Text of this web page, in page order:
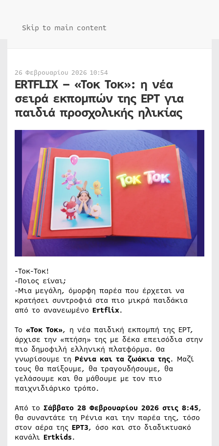
Skip to main content
26 Φεβρουαρίου 2026 10:54
ERTFLIX – «Toκ Τοκ»: η νέα
σειρά εκπομπών της ΕΡΤ για
παιδιά προσχολικής ηλικίας
-Τοκ-Τοκ!
-Ποιος είναι;
-Μια μεγάλη, όμορφη παρέα που έρχεται να
κρατήσει συντροφιά στα πιο μικρά παιδάκια
από το ανανεωμένο Ertflix.
Το «Τοκ Τοκ», η νέα παιδική εκπομπή της ΕΡΤ,
άρχισε την «πτήση» της με δέκα επεισόδια στην
πιο δημοφιλή ελληνική πλατφόρμα. Θα
γνωρίσουμε τη Ρένια και τα ζωάκια της. Μαζί
τους θα παίξουμε, θα τραγουδήσουμε, θα
γελάσουμε και θα μάθουμε με τον πιο
παιχνιδιάρικο τρόπο.
Από το Σάββατο 28 Φεβρουαρίου 2026 στις 8:45,
θα συναντάτε τη Ρένια και την παρέα της, τόσο
στον αέρα της ΕΡΤ3, όσο και στο διαδικτυακό
κανάλι Ertkids.